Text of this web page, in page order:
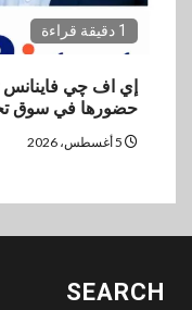
1 دقيقة قراءة
إي اف چي فاينانس
حضورها في سوق
SEARCH